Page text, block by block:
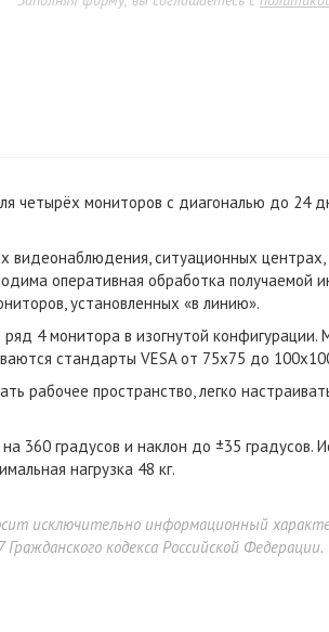
четырёх мониторов с диагональю до 24
видеонаблюдения, ситуационных
оперативная обработка получаемой
установленных «в линию».
4 монитора в изогнутой конфигурации.
стандарты VESA от 75х75 до
рабочее пространство, легко
360 градусов и наклон до ±35 градусов.
нагрузка 48 кг.
исключительно информационный
кодекса Российской Федерации.